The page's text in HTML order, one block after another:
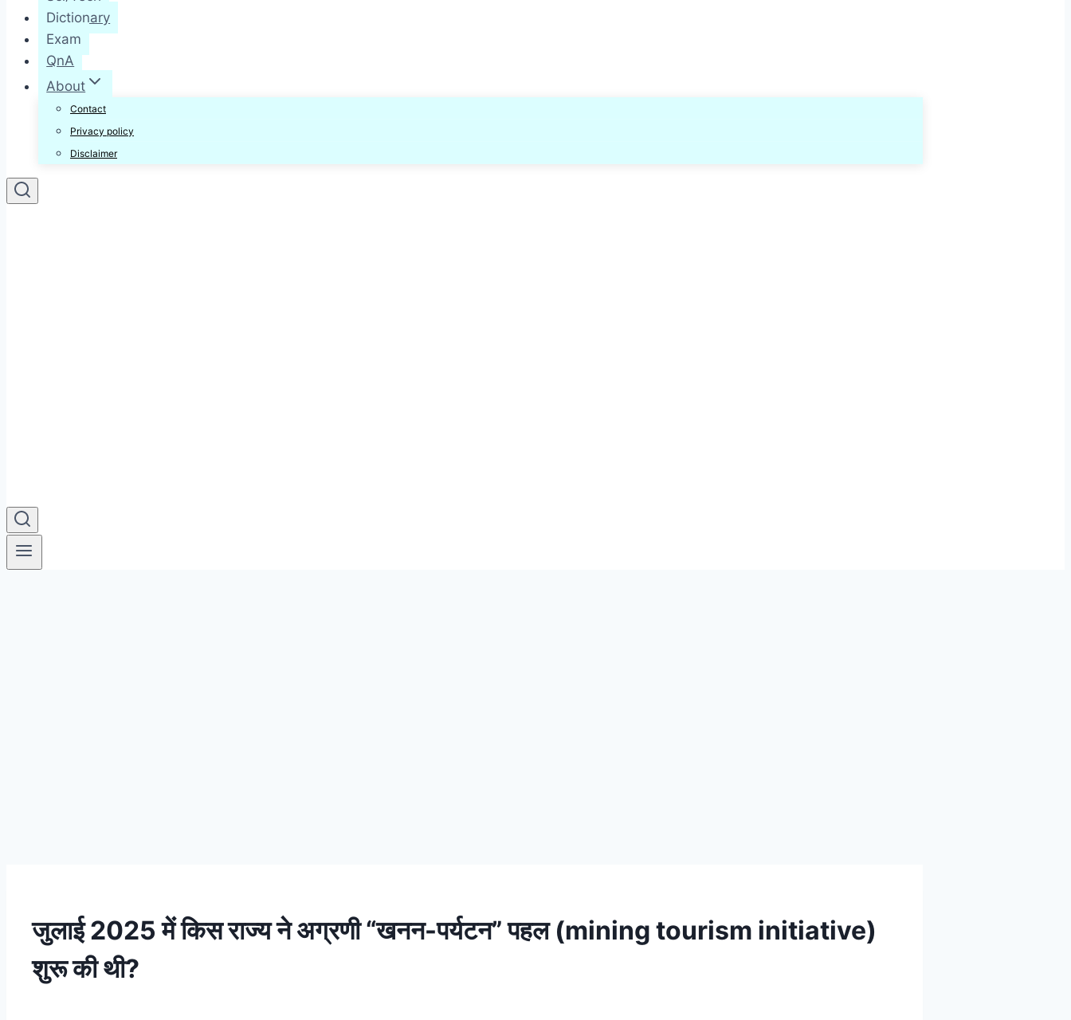
Dictionary
Exam
QnA
About
Contact
Privacy policy
Disclaimer
जुलाई 2025 में किस राज्य ने अग्रणी “खनन-पर्यटन” पहल (mining tourism initiative)
शुरू की थी?